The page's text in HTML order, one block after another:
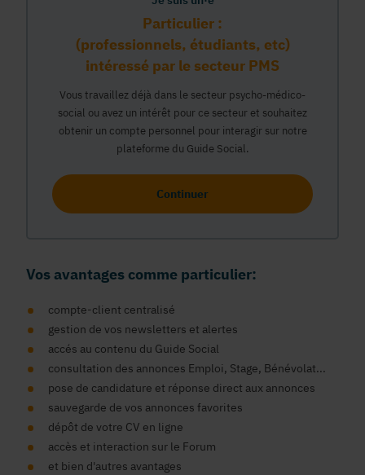
Particulier :
(professionnels, étudiants, etc)
intéressé par le secteur PMS
Vous travaillez déjà dans le secteur psycho-médico-
social ou avez un intérêt pour ce secteur et souhaitez
obtenir un compte personnel pour interagir sur notre
plateforme du Guide Social.
Continuer
Vos avantages comme particulier:
compte-client centralisé
gestion de vos newsletters et alertes
accés au contenu du Guide Social
consultation des annonces Emploi, Stage, Bénévolat...
pose de candidature et réponse direct aux annonces
sauvegarde de vos annonces favorites
dépôt de votre CV en ligne
accès et interaction sur le Forum
et bien d'autres avantages